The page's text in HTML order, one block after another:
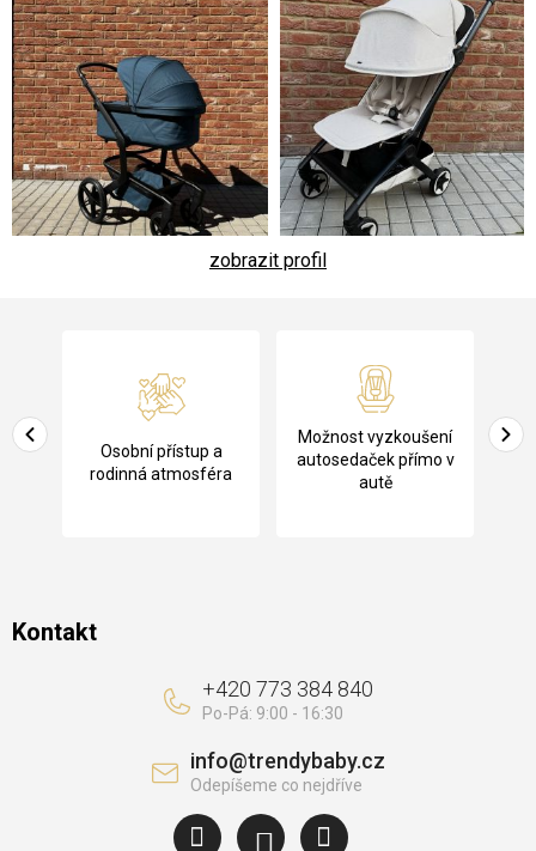
zobrazit profil
a
Osobní přístup a
rodinná atmosféra
Možnost vyzkoušení
autosedaček přímo v
autě
Kontakt
info@trendybaby.cz
+420 773 384 840